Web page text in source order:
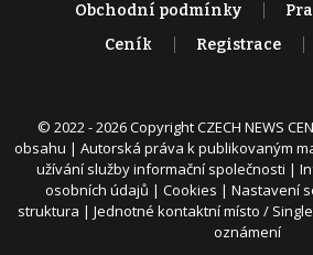
Obchodní podmínky
Ceník
Registrace
© 2022 - 2026 Copyright CZECH NEWS
obsahu | Autorská práva k publikovaným
užívání služby informační společnosti |
osobních údajů | Cookies | Nastavení
struktura | Jednotné kontaktní místo /
oznámení